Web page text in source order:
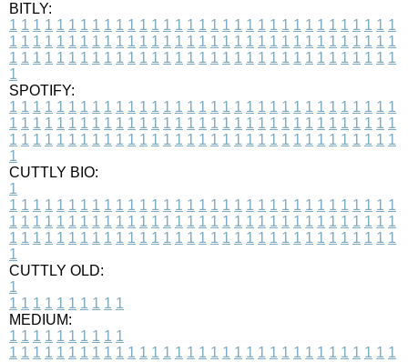
BITLY:
1 1 1 1 1 1 1 1 1 1 1 1 1 1 1 1 1 1 1 1 1 1 1 1 1 1 1 1 1 1 1 1 1
1 1 1 1 1 1 1 1 1 1 1 1 1 1 1 1 1 1 1 1 1 1 1 1 1 1 1 1 1 1 1 1 1
1 1 1 1 1 1 1 1 1 1 1 1 1 1 1 1 1 1 1 1 1 1 1 1 1 1 1 1 1 1 1 1 1
1
SPOTIFY:
1 1 1 1 1 1 1 1 1 1 1 1 1 1 1 1 1 1 1 1 1 1 1 1 1 1 1 1 1 1 1 1 1
1 1 1 1 1 1 1 1 1 1 1 1 1 1 1 1 1 1 1 1 1 1 1 1 1 1 1 1 1 1 1 1 1
1 1 1 1 1 1 1 1 1 1 1 1 1 1 1 1 1 1 1 1 1 1 1 1 1 1 1 1 1 1 1 1 1
1
CUTTLY BIO:
1
1 1 1 1 1 1 1 1 1 1 1 1 1 1 1 1 1 1 1 1 1 1 1 1 1 1 1 1 1 1 1 1 1
1 1 1 1 1 1 1 1 1 1 1 1 1 1 1 1 1 1 1 1 1 1 1 1 1 1 1 1 1 1 1 1 1
1 1 1 1 1 1 1 1 1 1 1 1 1 1 1 1 1 1 1 1 1 1 1 1 1 1 1 1 1 1 1 1 1
1
CUTTLY OLD:
1
1 1 1 1 1 1 1 1 1 1
MEDIUM:
1 1 1 1 1 1 1 1 1 1
1 1 1 1 1 1 1 1 1 1 1 1 1 1 1 1 1 1 1 1 1 1 1 1 1 1 1 1 1 1 1 1 1